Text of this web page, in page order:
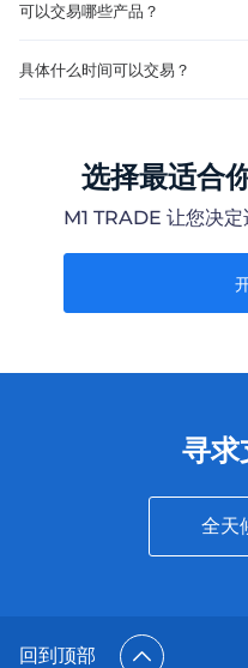
可以交易哪些产品？
具体什么时间可以交易？
选择最适合
M1 TRADE 让您决定
寻求
全天
回到顶部